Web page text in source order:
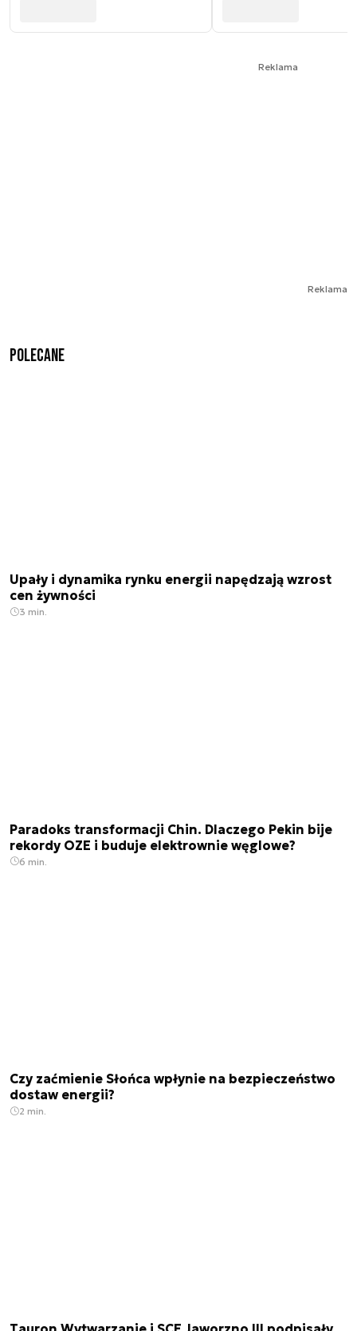
Reklama
Reklama
Polecane
Upały i dynamika rynku energii napędzają wzrost
cen żywności
3 min.
Paradoks transformacji Chin. Dlaczego Pekin bije
rekordy OZE i buduje elektrownie węglowe?
6 min.
Czy zaćmienie Słońca wpłynie na bezpieczeństwo
dostaw energii?
2 min.